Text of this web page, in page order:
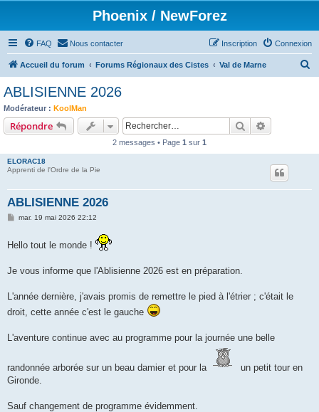
Phoenix / NewForez
FAQ Nous contacter Connexion
Inscription
Accueil du forum Forums Régionaux des Cistes Val de Marne
ABLISIENNE 2026
Modérateur : KoolMan
Répondre Rechercher
2 messages • Page 1 sur 1
ELORAC18
Apprenti de l'Ordre de la Pie
ABLISIENNE 2026
M
s
a
e
mar. 19 mai 2026 22:12
Hello tout le monde !
Je vous informe que l'Ablisienne 2026 est en préparation.
L'année dernière, j'avais promis de remettre le pied à l'étrier ; c'était le
droit, cette année c'est le gauche
L'aventure continue avec au programme pour la journée une belle
randonnée arborée sur un beau damier et pour la
un petit tour en
Gironde.
Sauf changement de programme évidemment.